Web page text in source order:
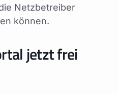
Netzbetreiber
können.
jetzt frei